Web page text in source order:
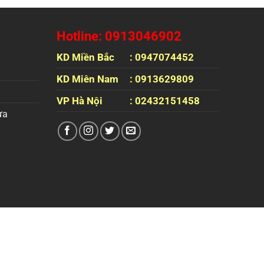
Hotline: 0913046902
KD Miền Bắc
: 0947074452
KD Miên Nam
: 0913629809
VP Hà Nội
: 02432151458